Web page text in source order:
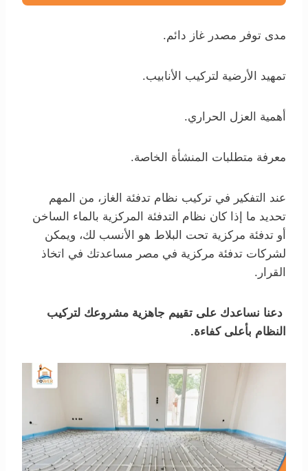
مدى توفر مصدر غاز دائم.
تمهيد الأرضية لتركيب الأنابيب.
أهمية العزل الحراري.
معرفة متطلبات المنشأة الخاصة.
عند التفكير في تركيب نظام تدفئة الغاز، من المهم
تحديد ما إذا كان نظام التدفئة المركزية بالماء الساخن
أو تدفئة مركزية تحت البلاط هو الأنسب لك، ويمكن
لشركات تدفئة مركزية في مصر مساعدتك في اتخاذ
القرار.
دعنا نساعدك على تقييم جاهزية مشروعك لتركيب
النظام بأعلى كفاءة.